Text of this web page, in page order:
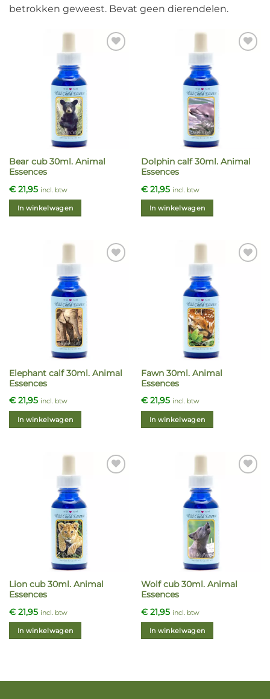
betrokken geweest. Bevat geen dierendelen.
Bear cub 30ml. Animal
Essences
€21,95 incl. btw
In winkelwagen
Dolphin calf 30ml. Animal
Essences
€21,95 incl. btw
In winkelwagen
Elephant calf 30ml. Animal
Essences
€21,95 incl. btw
In winkelwagen
Fawn 30ml. Animal
Essences
€21,95 incl. btw
In winkelwagen
Lion cub 30ml. Animal
Essences
€21,95 incl. btw
In winkelwagen
Wolf cub 30ml. Animal
Essences
€21,95 incl. btw
In winkelwagen